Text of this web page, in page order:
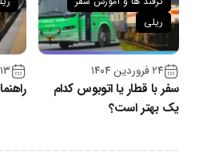
۲۴ فروردین ۱۴۰۴
سفر با قطار یا اتوبوس کدام
یک بهتر است؟
ریلی
۱۳ فروردین ۱۴۰۴